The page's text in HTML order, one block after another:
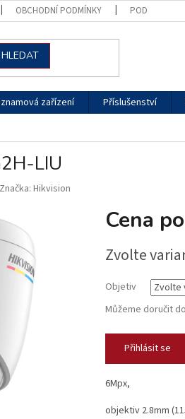
OBCHODNÍ PODMÍNKY PODMÍNKY
HLEDAT
zařízení Příslušenství
LIU
Značka:Hikvision
Cena
Zvolte
Objetiv
Můžeme doručit
Přihlásit se
6Mpx,
objektiv 2.8mm